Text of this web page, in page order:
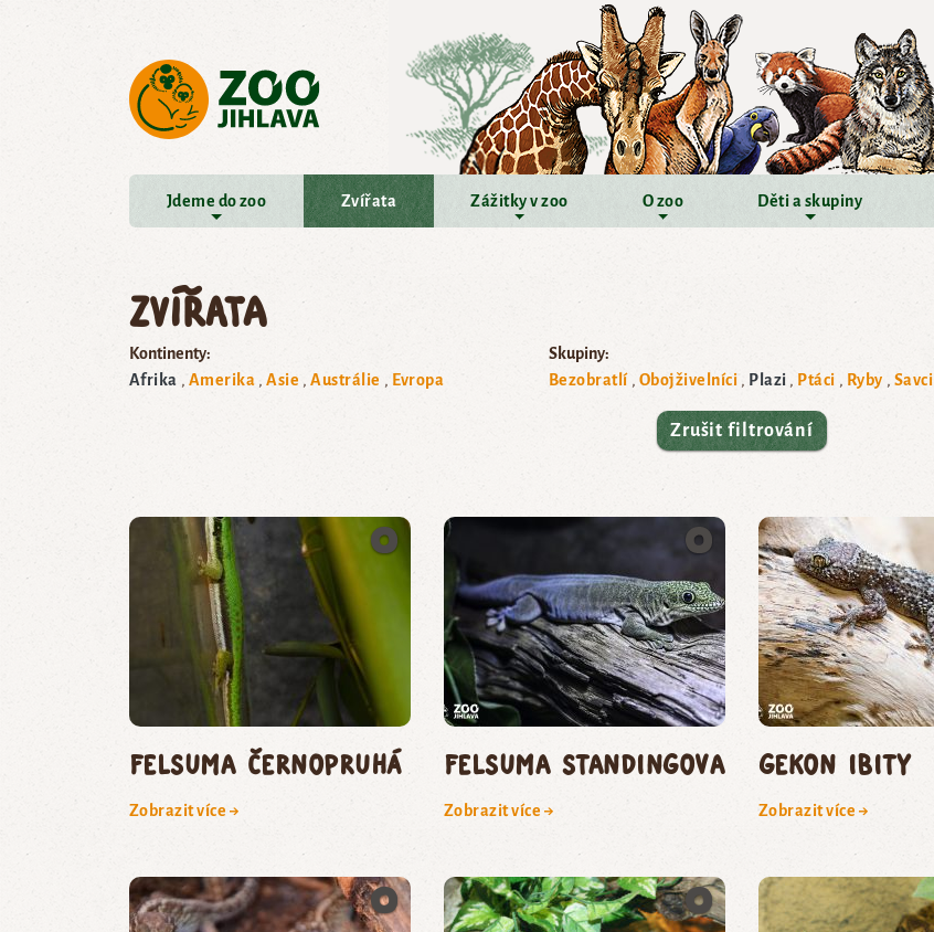
Jdeme do zoo Zvířata Zážitky v zoo O zoo Děti a skupiny
Zvířata
Kontinenty:
Afrika
Amerika Asie Austrálie Evropa
Skupiny:
Bezobratlí
Obojživelníci Plazi Ptáci Ryby Savci
Zrušit filtrování
felsuma černopruhá
Zobrazit více →
felsuma Standingova
Zobrazit více →
gekon ibity
Zobrazit více →